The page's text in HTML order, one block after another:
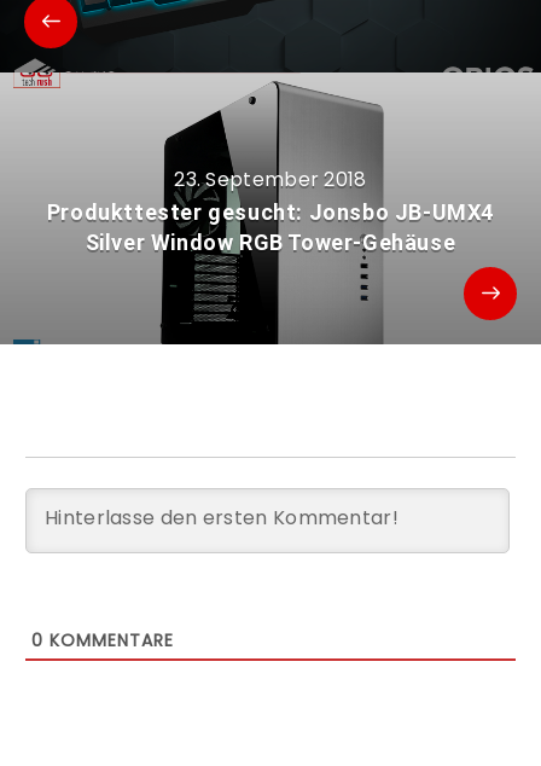
23. September 2018
Produkttester gesucht: Jonsbo JB-UMX4
Silver Window RGB Tower-Gehäuse
0 KOMMENTARE